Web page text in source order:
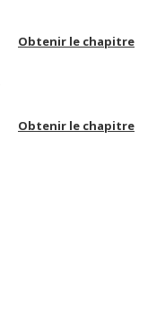
Obtenir le chapitre
Obtenir le chapitre